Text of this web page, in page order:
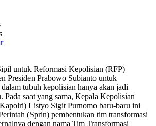
untuk Reformasi Kepolisian (RFP)
Presiden Prabowo Subianto untuk
tubuh kepolisian hanya akan jadi
Pada saat yang sama, Kepala Kepolisian
Listyo Sigit Purnomo baru-baru ini
(Sprin) pembentukan tim transformasi
dengan nama Tim Transformasi